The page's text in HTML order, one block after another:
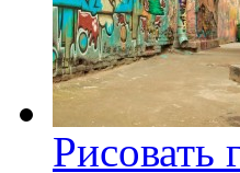
Рисовать